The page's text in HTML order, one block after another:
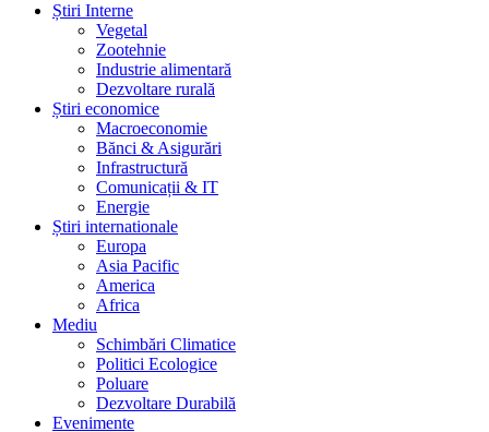
Știri Interne
Vegetal
Zootehnie
Industrie alimentară
Dezvoltare rurală
Știri economice
Macroeconomie
Bănci & Asigurări
Infrastructură
Comunicații & IT
Energie
Știri internationale
Europa
Asia Pacific
America
Africa
Mediu
Schimbări Climatice
Politici Ecologice
Poluare
Dezvoltare Durabilă
Evenimente